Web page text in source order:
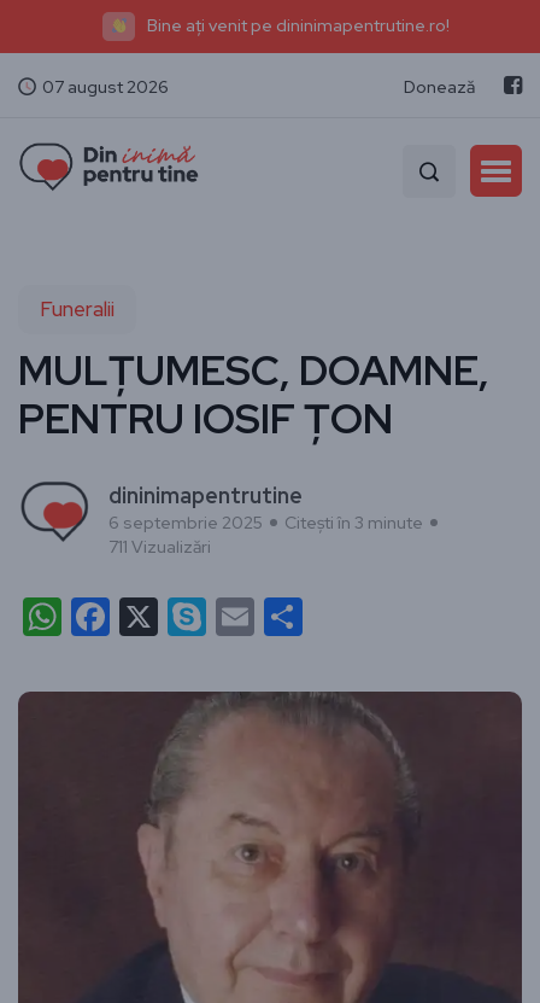
Bine ați venit pe dininimapentrutine.ro!
07 august 2026 Donează
Funeralii
MULȚUMESC, DOAMNE,
PENTRU IOSIF ȚON
dininimapentrutine
6 septembrie 2025
Citești în 3 minute
711 Vizualizări
WhatsApp
Facebook
X Skype
Email